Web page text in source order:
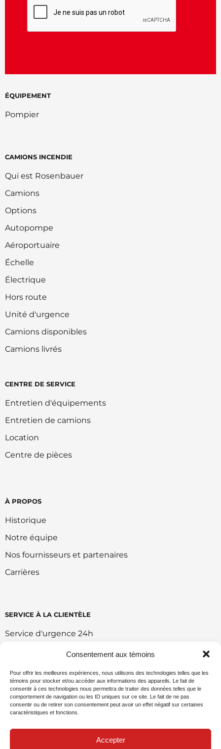
Consentement aux témoins
Pour offrir les meilleures expériences, nous utilisons des technologies telles que les
témoins pour stocker et/ou accéder aux informations des appareils. Le fait de
consentir à ces technologies nous permettra de traiter des données telles que le
comportement de navigation ou les ID uniques sur ce site. Le fait de ne pas
consentir ou de retirer son consentement peut avoir un effet négatif sur certaines
caractéristiques et fonctions.
Accepter
ÉQUIPEMENT
Pompier
CAMIONS INCENDIE
Qui est Rosenbauer
Camions
Options
Autopompe
Aéroportuaire
Échelle
Électrique
Hors route
Unité d'urgence
Camions disponibles
Camions livrés
CENTRE DE SERVICE
Entretien d'équipements
Entretien de camions
Location
Centre de pièces
À PROPOS
Historique
Notre équipe
Nos fournisseurs et partenaires
Carrières
SERVICE À LA CLIENTÈLE
Service d'urgence 24h
Retour et échange
Politique de vente en ligne
Politique environnemental